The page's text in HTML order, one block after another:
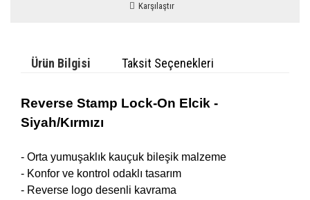
Karşılaştır
Ürün Bilgisi Taksit Seçenekleri
Reverse Stamp Lock-On Elcik -
Siyah/Kırmızı
- Orta yumuşaklık kauçuk bileşik malzeme
- Konfor ve kontrol odaklı tasarım
- Reverse logo desenli kavrama